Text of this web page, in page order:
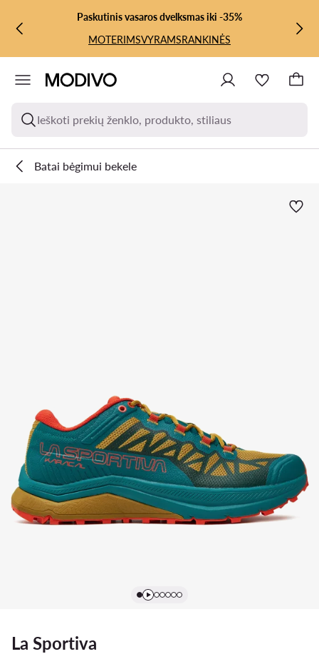
PEREITI PRIE PAGRINDINIO TURINIO
PEREITI Į PAIEŠKĄPaskutinis vasaros dvelksmas iki -35%
MOTERIMSVYRAMSRANKINĖS
Ieškoti prekių ženklo, produkto, stiliaus
Batai bėgimui bekele
La Sportiva